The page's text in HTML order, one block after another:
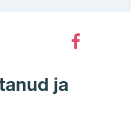
ja